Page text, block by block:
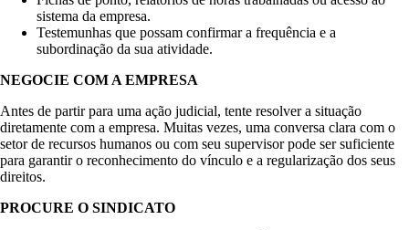
sistema da empresa.
Testemunhas que possam confirmar a frequência e a
subordinação da sua atividade.
NEGOCIE COM A EMPRESA
Antes de partir para uma ação judicial, tente resolver a situação
diretamente com a empresa. Muitas vezes, uma conversa clara com o
setor de recursos humanos ou com seu supervisor pode ser suficiente
para garantir o reconhecimento do vínculo e a regularização dos seus
direitos.
PROCURE O SINDICATO